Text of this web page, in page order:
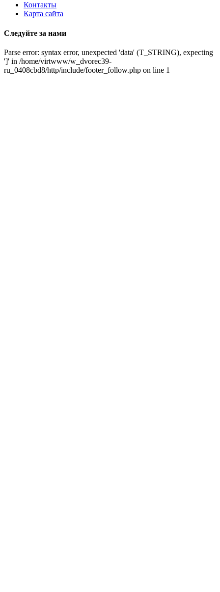
Контакты
Карта сайта
Следуйте за нами
Parse error: syntax error, unexpected 'data' (T_STRING), expecting
']' in /home/virtwww/w_dvorec39-
ru_0408cbd8/http/include/footer_follow.php on line 1